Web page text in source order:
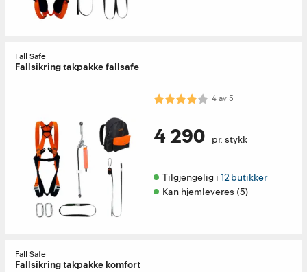
Fall Safe
Fallsikring takpakke fallsafe
Karakter: 4.0 av 5 mulige
4av5
4 290 pr. stykk
Tilgjengelig i 12 butikker
Kan hjemleveres (5)
Fall Safe
Fallsikring takpakke komfort